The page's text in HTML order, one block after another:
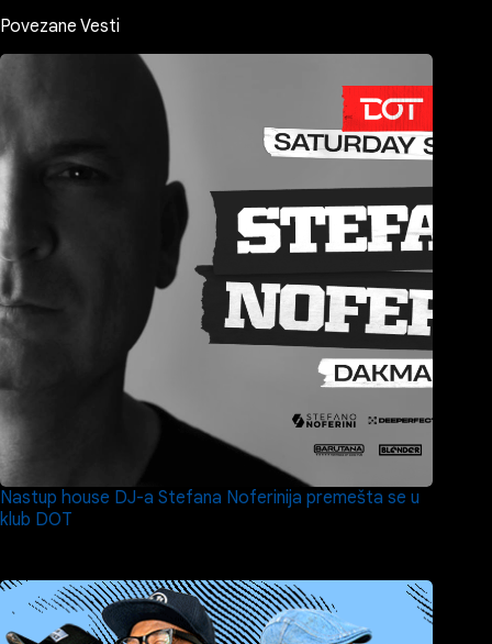
Povezane Vesti
Nastup house DJ-a Stefana Noferinija premešta se u
klub DOT